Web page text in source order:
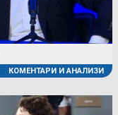
КОМЕНТАРИ И АНАЛИЗИ